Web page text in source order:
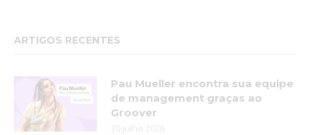
ARTIGOS RECENTES
Pau Mueller encontra sua equipe
de management graças ao
Groover
30 julho 2026